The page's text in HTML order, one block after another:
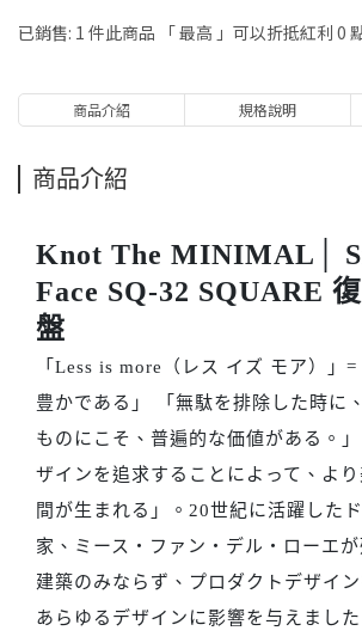
已銷售: 1 件此商品 「 最高 」可以折抵紅利 0
商品介紹 規格說明
商品介紹
Knot The MINIMAL│
Face SQ-32 SQUARE
盤
「Less is more（レス イズ モア）」
豊かである」 「無駄を排除した時に
ものにこそ、普遍的な価値がある。
ザインを追求することによって、よ
間が生まれる」。20世紀に活躍した
家、ミース・ファン・デル・ローエが
建築のみならず、プロダクトデザイ
あらゆるデザインに影響を与えまし